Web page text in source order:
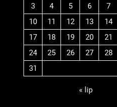
3
4 5 6 7
10
11 12 13 14
17
18 19 20 21
24
25 26 27 28
31
« lip